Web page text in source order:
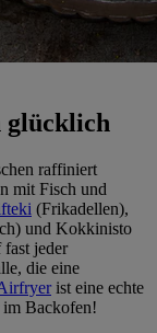
glücklich
raffiniert
mit Fisch und
(Frikadellen),
und Kokkinisto
jeder
die eine
ist eine echte
im Backofen!